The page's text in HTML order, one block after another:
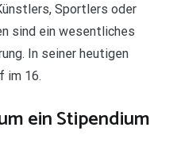
Sportlers oder
sind ein wesentliches
In seiner heutigen
im 16.
ein Stipendium